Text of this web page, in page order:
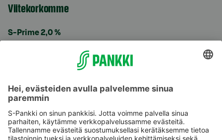
Viitekorkomme
S-Prime 2,0 %